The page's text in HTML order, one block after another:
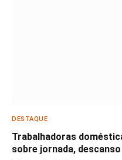
DESTAQUE
Trabalhadoras
sobre jornada, descanso